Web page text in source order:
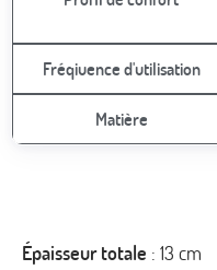
Fréqiuence d'utilisation
Matière
Épaisseur totale : 13 cm